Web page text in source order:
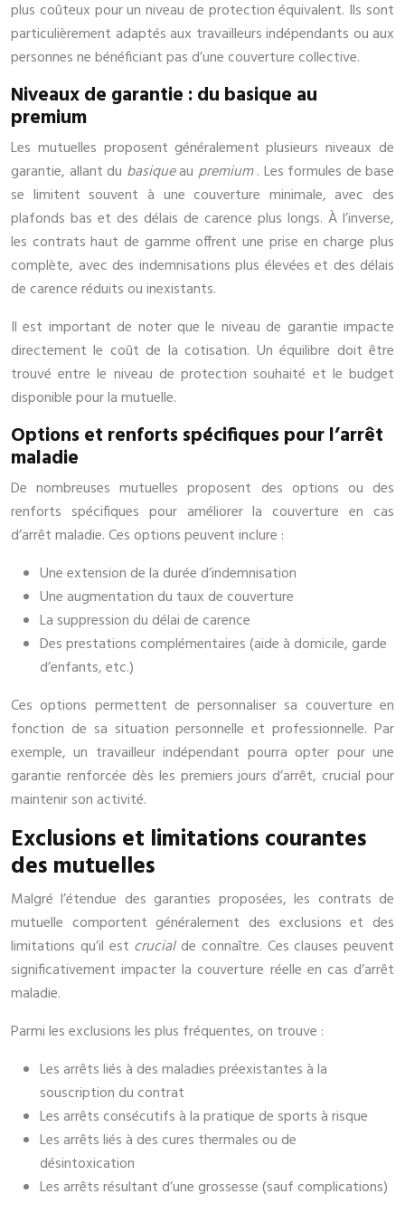
plus coûteux pour un niveau de protection équivalent. Ils sont
particulièrement adaptés aux travailleurs indépendants ou aux
personnes ne bénéficiant pas d’une couverture collective.
Niveaux de garantie : du basique au
premium
Les mutuelles proposent généralement plusieurs niveaux de
garantie, allant du basiqueau premium. Les formules de base
se limitent souvent à une couverture minimale, avec des
plafonds bas et des délais de carence plus longs. À l’inverse,
les contrats haut de gamme offrent une prise en charge plus
complète, avec des indemnisations plus élevées et des délais
de carence réduits ou inexistants.
Il est important de noter que le niveau de garantie impacte
directement le coût de la cotisation. Un équilibre doit être
trouvé entre le niveau de protection souhaité et le budget
disponible pour la mutuelle.
Options et renforts spécifiques pour l’arrêt
maladie
De nombreuses mutuelles proposent des options ou des
renforts spécifiques pour améliorer la couverture en cas
d’arrêt maladie. Ces options peuvent inclure :
Une extension de la durée d’indemnisation
Une augmentation du taux de couverture
La suppression du délai de carence
Des prestations complémentaires (aide à domicile, garde
d’enfants, etc.)
Ces options permettent de personnaliser sa couverture en
fonction de sa situation personnelle et professionnelle. Par
exemple, un travailleur indépendant pourra opter pour une
garantie renforcée dès les premiers jours d’arrêt, crucial pour
maintenir son activité.
Exclusions et limitations courantes
des mutuelles
Malgré l’étendue des garanties proposées, les contrats de
mutuelle comportent généralement des exclusions et des
limitations qu’il est crucialde connaître. Ces clauses peuvent
significativement impacter la couverture réelle en cas d’arrêt
maladie.
Parmi les exclusions les plus fréquentes, on trouve :
Les arrêts liés à des maladies préexistantes à la
souscription du contrat
Les arrêts consécutifs à la pratique de sports à risque
Les arrêts liés à des cures thermales ou de
désintoxication
Les arrêts résultant d’une grossesse (sauf complications)